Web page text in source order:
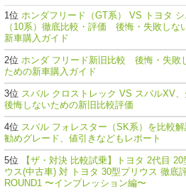
ホンダフリード（GT系） VS トヨタ シ
（10系）徹底比較・評価 後悔・失敗しな
新車購入ガイド
ホンダ フリード新旧比較 後悔・失敗
ための新車購入ガイド
スバル クロストレック VS スバルXV、
後悔しないための新旧比較評価
スバル フォレスター（SK系）を比較
勧めグレード、値引きなどもレポート
【ザ・対決 比較試乗】トヨタ 2代目 20
ウス(中古車) 対 トヨタ 30型プリウス 徹底
ROUND1 〜インプレッション編〜